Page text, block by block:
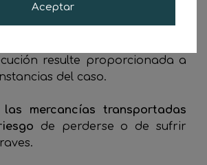
o cuando, en un plazo
el transportista no haya
resulte proporcionada a
del caso.
las mercancías transportadas
de perderse o de sufrir
Aceptar